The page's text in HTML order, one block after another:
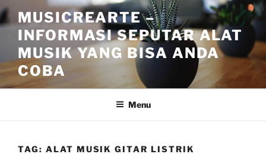
Skip
to
content
MUSICREARTE –
INFORMASI SEPUTAR ALAT
MUSIK YANG BISA ANDA
COBA
Menu
TAG: ALAT MUSIK GITAR LISTRIK